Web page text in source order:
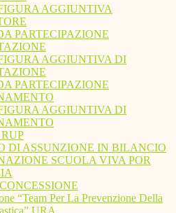
AGGIUNTIVA
PARTECIPAZIONE
AGGIUNTIVA DI
PARTECIPAZIONE
AGGIUNTIVA DI
DI ASSUNZIONE IN BILANCIO
SCUOLA VIVA POR
“Team Per La Prevenzione Della